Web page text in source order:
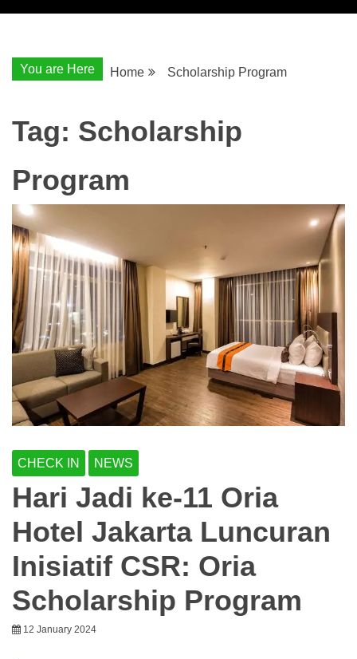
You are Here Home Scholarship Program
Tag: Scholarship
Program
CHECK IN NEWS
Hari Jadi ke-11 Oria
Hotel Jakarta Luncuran
Inisiatif CSR: Oria
Scholarship Program
12 January 2024